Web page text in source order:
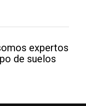
expertos
de suelos